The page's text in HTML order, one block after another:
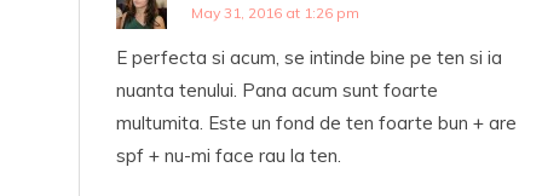
May 31, 2016 at 1:26 pm
E perfecta si acum, se intinde bine pe ten si ia
nuanta tenului. Pana acum sunt foarte
multumita. Este un fond de ten foarte bun + are
spf + nu-mi face rau la ten.